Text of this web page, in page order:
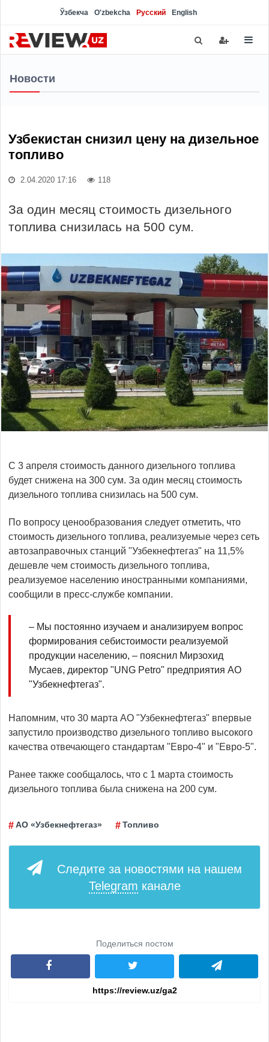
Ўзбекча O'zbekcha Русский English
Новости
Узбекистан снизил цену на дизельное
топливо
2.04.2020 17:16 118
За один месяц стоимость дизельного
топлива снизилась на 500 сум.
С 3 апреля стоимость данного дизельного топлива
будет снижена на 300 cум. За один месяц стоимость
дизельного топлива снизилась на 500 сум.
По вопросу ценообразования следует отметить, что
стоимость дизельного топлива, реализуемые через сеть
автозаправочных станций "Узбекнефтегаз" на 11,5%
дешевле чем стоимость дизельного топлива,
реализуемое населению иностранными компаниями,
сообщили в пресс-службе компании.
– Мы постоянно изучаем и анализируем вопрос
формирования себистоимости реализуемой
продукции населению, – пояснил Мирзохид
Мусаев, директор "UNG Petro" предприятия АО
"Узбекнефтегаз".
Напомним, что 30 марта АО "Узбекнефтегаз" впервые
запустило производство дизельного топливо высокого
качества отвечающего стандартам "Евро-4" и "Евро-5".
Ранее также сообщалось, что с 1 марта стоимость
дизельного топлива была снижена на 200 сум.
АО «Узбекнефтегаз» Топливо
Следите за новостями на нашем
Telegram канале
Поделиться постом